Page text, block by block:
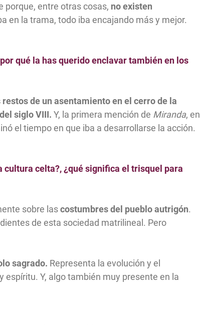
porque, entre otras cosas, no existen
en la trama, todo iba encajando más y mejor.
qué la has querido enclavar también en los
restos de un asentamiento en el cerro de la
siglo VIII. Y, la primera mención de Miranda, en
el tiempo en que iba a desarrollarse la acción.
cultura celta?, ¿qué significa el trisquel para
sobre lascostumbres del pueblo autrigón.
de esta sociedad matrilineal. Pero
sagrado. Representa la evolución y el
Y, algo también muy presente en la